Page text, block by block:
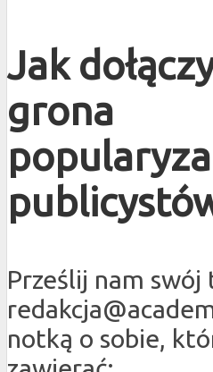
Jak
grona
Prześlij nam swój
notką o sobie,